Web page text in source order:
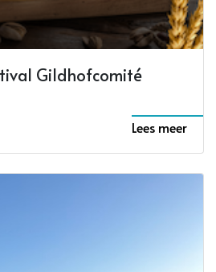
Gildhofcomité
Lees meer